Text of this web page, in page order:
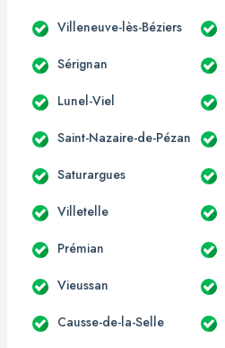
Villeneuve-lès-Béziers
Sérignan
Lunel-Viel
Saint-Nazaire-de-Pézan
Saturargues
Villetelle
Prémian
Vieussan
Causse-de-la-Selle